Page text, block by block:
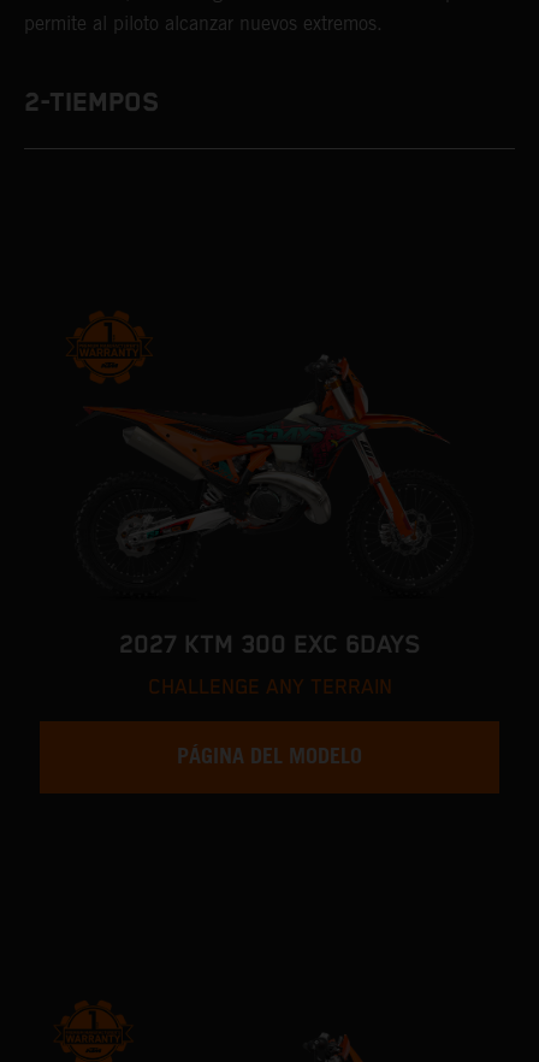
permite al piloto alcanzar nuevos extremos.
2-TIEMPOS
2027 KTM 300 EXC 6DAYS
CHALLENGE ANY TERRAIN
PÁGINA DEL MODELO